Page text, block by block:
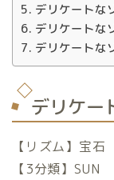
デリケートな
デリケートな
デリケートな
デリケー
【リズム】宝石
【3分類】SUN